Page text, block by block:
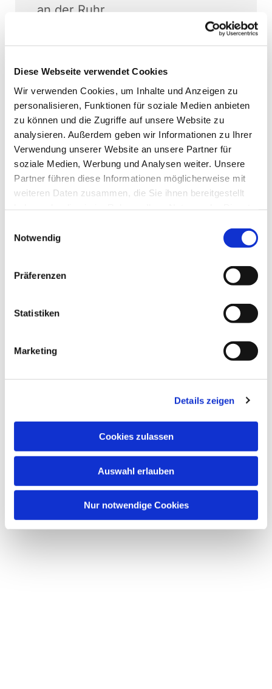
Diese Webseite verwendet Cookies
Wir verwenden Cookies, um Inhalte und Anzeigen zu
personalisieren, Funktionen für soziale Medien anbieten
zu können und die Zugriffe auf unsere Website zu
analysieren. Außerdem geben wir Informationen zu Ihrer
Verwendung unserer Website an unsere Partner für
soziale Medien, Werbung und Analysen weiter. Unsere
Partner führen diese Informationen möglicherweise mit
weiteren Daten zusammen, die Sie ihnen bereitgestellt
Notwendig
Präferenzen
Statistiken
Marketing
Details zeigen
Cookies zulassen
Auswahl erlauben
Nur notwendige Cookies
an der Ruhr
Christoph Gerthner
Dies könnte Sie auch